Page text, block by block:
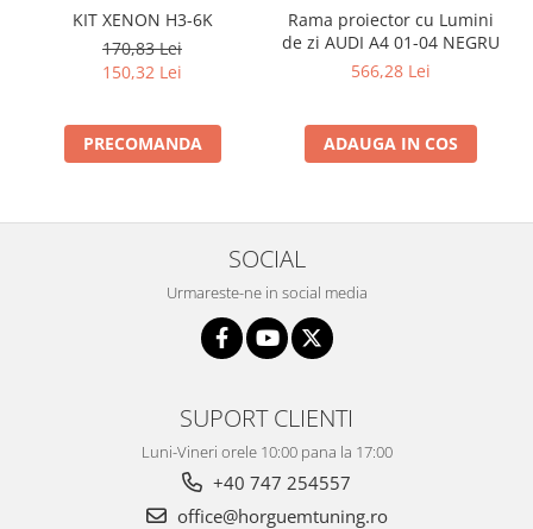
KIT XENON H3-6K
170,83 Lei
150,32 Lei
PRECOMANDA
Rama proiector cu Lumini
de zi AUDI A4 01-04 NEGRU
566,28 Lei
ADAUGA IN COS
SOCIAL
Urmareste-ne in social media
SUPORT CLIENTI
Luni-Vineri orele 10:00 pana la 17:00
+40 747 254557
office@horguemtuning.ro